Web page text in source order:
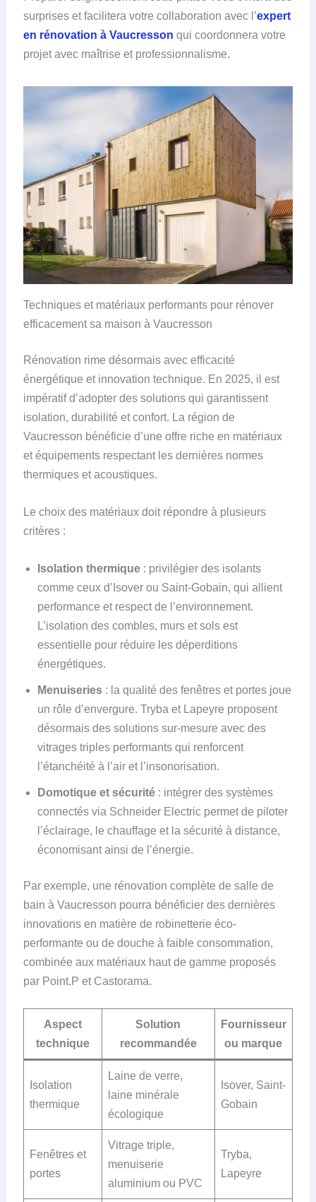
surprises et facilitera votre collaboration avec l’expert
en rénovation à Vaucresson qui coordonnera votre
projet avec maîtrise et professionnalisme.
Techniques et matériaux performants pour rénover
efficacement sa maison à Vaucresson
Rénovation rime désormais avec efficacité
énergétique et innovation technique. En 2025, il est
impératif d’adopter des solutions qui garantissent
isolation, durabilité et confort. La région de
Vaucresson bénéficie d’une offre riche en matériaux
et équipements respectant les dernières normes
thermiques et acoustiques.
Le choix des matériaux doit répondre à plusieurs
critères :
Isolation thermique: privilégier des isolants
comme ceux d’Isover ou Saint-Gobain, qui allient
performance et respect de l’environnement.
L’isolation des combles, murs et sols est
essentielle pour réduire les déperditions
énergétiques.
Menuiseries: la qualité des fenêtres et portes joue
un rôle d’envergure. Tryba et Lapeyre proposent
désormais des solutions sur-mesure avec des
vitrages triples performants qui renforcent
l’étanchéité à l’air et l’insonorisation.
Domotique et sécurité: intégrer des systèmes
connectés via Schneider Electric permet de piloter
l’éclairage, le chauffage et la sécurité à distance,
économisant ainsi de l’énergie.
Par exemple, une rénovation complète de salle de
bain à Vaucresson pourra bénéficier des dernières
innovations en matière de robinetterie éco-
performante ou de douche à faible consommation,
combinée aux matériaux haut de gamme proposés
par Point.P et Castorama.
Aspect
technique
Solution
recommandée
Fournisseur
ou marque
Isolation
thermique
Laine de verre,
laine minérale
écologique
Isover, Saint-
Gobain
Fenêtres et
portes
Vitrage triple,
menuiserie
aluminium ou PVC
Tryba,
Lapeyre